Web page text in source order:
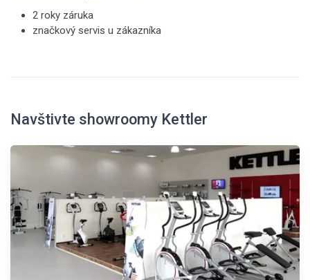
2 roky záruka
značkový servis u zákazníka
Navštivte showroomy Kettler